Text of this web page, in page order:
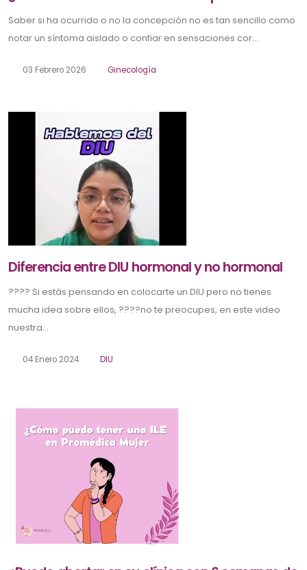
Saber si ha ocurrido o no la concepción no es tan sencillo como
notar un síntoma aislado o confiar en sensaciones cor...
03 Febrero 2026 Ginecología
Diferencia entre DIU hormonal y no hormonal
???? Si estás pensando en colocarte un DIU pero no tienes
mucha idea sobre ellos, ????no te preocupes, en este video
nuestra...
04 Enero 2024 DIU